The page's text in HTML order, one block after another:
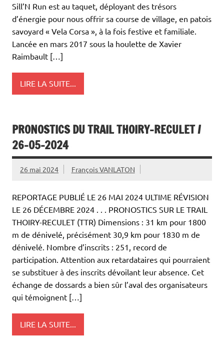
Sill’N Run est au taquet, déployant des trésors
d’énergie pour nous offrir sa course de village, en patois
savoyard « Vela Corsa », à la fois festive et familiale.
Lancée en mars 2017 sous la houlette de Xavier
Raimbault […]
LIRE LA SUITE...
PRONOSTICS DU TRAIL THOIRY-RECULET /
26-05-2024
26 mai 2024 François VANLATON
REPORTAGE PUBLIÉ LE 26 MAI 2024 ULTIME RÉVISION
LE 26 DÉCEMBRE 2024 . . . PRONOSTICS SUR LE TRAIL
THOIRY-RECULET (TTR) Dimensions : 31 km pour 1800
m de dénivelé, précisément 30,9 km pour 1830 m de
dénivelé. Nombre d’inscrits : 251, record de
participation. Attention aux retardataires qui pourraient
se substituer à des inscrits dévoilant leur absence. Cet
échange de dossards a bien sûr l’aval des organisateurs
qui témoignent […]
LIRE LA SUITE...